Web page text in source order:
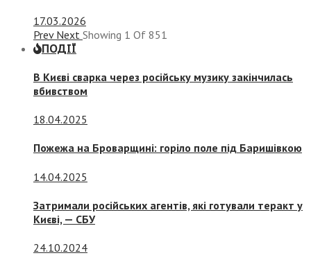
17.03.2026
Prev Next Showing 1 Of 851
ПОДІЇ
В Києві сварка через російську музику закінчилась
вбивством
18.04.2025
Пожежа на Броварщині: горіло поле під Баришівкою
14.04.2025
Затримали російських агентів, які готували теракт у
Києві, — СБУ
24.10.2024